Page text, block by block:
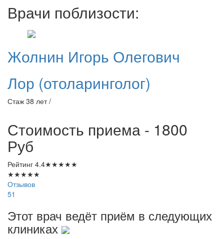
Врачи поблизости:
Жолнин Игорь Олегович
Лор (отоларинголог)
Стаж 38 лет /
Стоимость приема - 1800
Руб
Рейтинг 4.4★★★★★
★★★★★
Отзывов
51
Этот врач ведёт приём в следующих
клиниках